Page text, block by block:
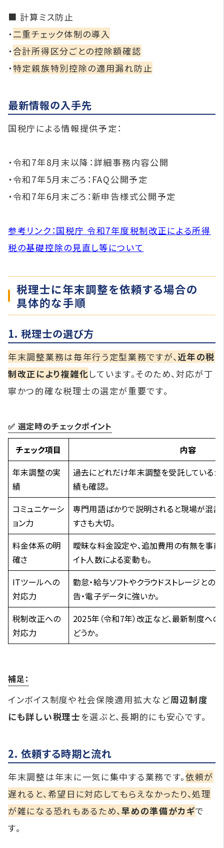
■ 計算ミス防止
・二重チェック体制の導入
・合計所得区分ごとの控除額確認
・特定親族特別控除の適用漏れ防止
最新情報の入手先
国税庁による情報提供予定：
・令和7年8月末以降：詳細事務内容公開
・令和7年5月末ごろ：FAQ公開予定
・令和7年6月末ごろ：新申告様式公開予定
参考リンク：国税庁 令和7年度税制改正による所得
税の基礎控除の見直し等について
税理士に年末調整を依頼する場合の
具体的な手順
1. 税理士の選び方
年末調整業務は毎年行う定型業務ですが、 近年の税
制改正により複雑化しています。そのため、対応が丁
寧かつ的確な税理士の選定が重要です。
✅ 選定時のチェックポイント
チェック項目
内容
年末調整の実
績
過去にどれだけ年末調整を受託している
績も確認。
コミュニケーシ
ョン力
専門用語ばかりで説明されると現場が混乱
すさも大切。
料金体系の明
確さ
曖昧な料金設定や、追加費用の有無を事前
イト人数による変動も。
ITツールへの
対応力
勤怠・給与ソフトやクラウドストレージとの
告・電子データに強いか。
税制改正への
対応力
2025年（令和7年）改正など、最新制度へ
どうか。
補足：
インボイス制度や社会保険適用拡大など周辺制度
にも詳しい税理士を選ぶと、長期的にも安心です。
2. 依頼する時期と流れ
年末調整は年末に一気に集中する業務です。依頼が
遅れると、希望日に対応してもらえなかったり、処理
が雑になる恐れもあるため、早めの準備がカギで
す。